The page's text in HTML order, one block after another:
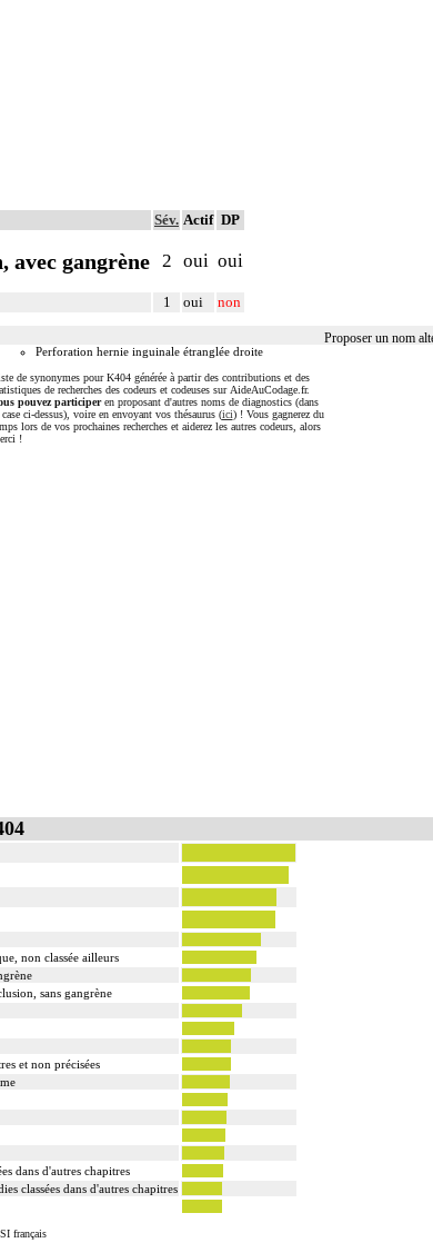
Sév. Actif DP
avec gangrène 2 oui oui
1 oui non
Proposer un nom
Perforation hernie inguinale étranglée droite
de synonymes pour K404 générée à partir des contributions et des
de recherches des codeurs et codeuses sur AideAuCodage.fr.
pouvez participeren proposant d'autres noms de diagnostics (dans
ci-dessus), voire en envoyant vos thésaurus (ici) ! Vous gagnerez du
lors de vos prochaines recherches et aiderez les autres codeurs, alors
!
non classée ailleurs
sans gangrène
et non précisées
dans d'autres chapitres
classées dans d'autres chapitres
français